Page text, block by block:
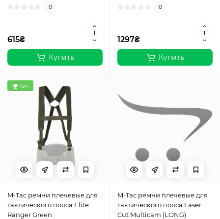
0
615₴
Купить
0
1297₴
Купить
Топ
M-Tac ремни плечевые для
тактического пояса Elite
Ranger Green
M-Tac ремни плечевые для
тактического пояса Laser
Cut Multicam (LONG)